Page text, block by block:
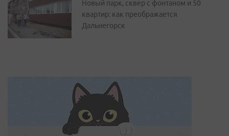
Новый парк, сквер с фонтаном и 50
квартир: как преображается
Дальнегорск